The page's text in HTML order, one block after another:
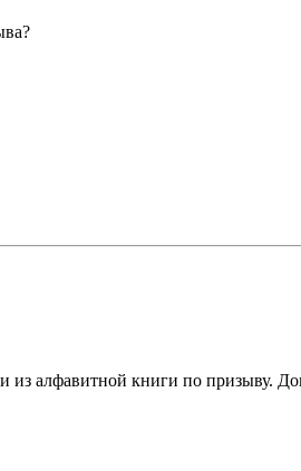
алфавитной книги по призыву.